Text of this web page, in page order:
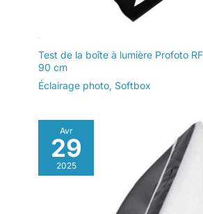
aluminio】
CL220R
offre une
【Contrôle
de l'étude
système de
flexible】
flux de
Test de la boîte à lumière Profoto
90 cm
Éclairage photo, Softbox
Avr
29
2025